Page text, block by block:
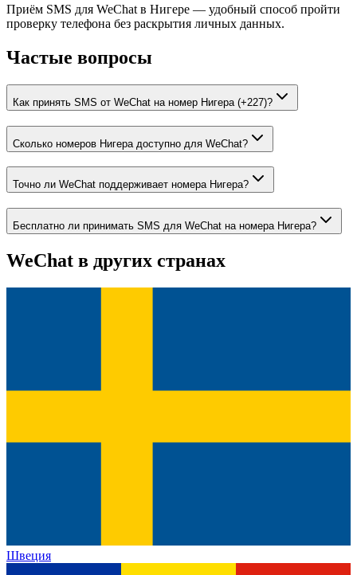
Приём SMS для WeChat в Нигере — удобный способ пройти
проверку телефона без раскрытия личных данных.
Частые вопросы
Как принять SMS от WeChat на номер Нигера (+227)?
Сколько номеров Нигера доступно для WeChat?
Точно ли WeChat поддерживает номера Нигера?
Бесплатно ли принимать SMS для WeChat на номера Нигера?
WeChat в других странах
Швеция